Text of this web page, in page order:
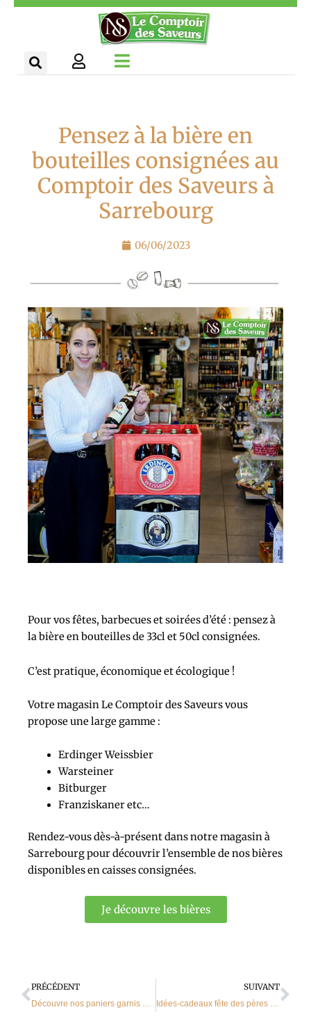
Aller
Pensez à la bière en
bouteilles consignées au
Comptoir des Saveurs à
Sarrebourg
06/06/2023
Pour vos fêtes, barbecues et soirées d’été : pensez à
la bière en bouteilles de 33cl et 50cl consignées.
C’est pratique, économique et écologique !
Votre magasinLe Comptoir des Saveursvous
propose une large gamme :
Erdinger Weissbier
Warsteiner
Bitburger
Franziskaner etc…
Rendez-vous dès-à-présent dans notre magasin à
Sarrebourg pour découvrir l’ensemble de nos bières
disponibles en caisses consignées.
Je découvre les bières
Précédent
PRÉCÉDENT
Découvre nos paniers garnis pour la fête des mères
SUIVANT
Idées-cadeaux fête des pères à Sarrebourg
Panneau de gestion des cookies